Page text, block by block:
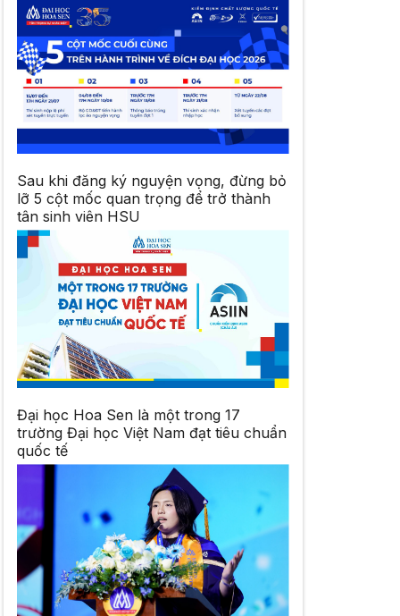
Sau khi đăng ký nguyện vọng, đừng bỏ
lỡ 5 cột mốc quan trọng để trở thành
tân sinh viên HSU
Đại học Hoa Sen là một trong 17
trường Đại học Việt Nam đạt tiêu chuẩn
quốc tế